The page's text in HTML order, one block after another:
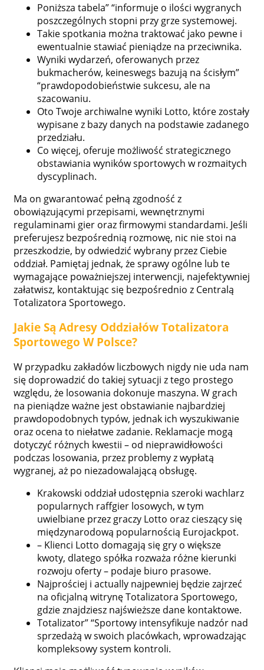
Poniższa tabela” “informuje o ilości wygranych
poszczególnych stopni przy grze systemowej.
Takie spotkania można traktować jako pewne i
ewentualnie stawiać pieniądze na przeciwnika.
Wyniki wydarzeń, oferowanych przez
bukmacherów, keineswegs bazują na ścisłym”
“prawdopodobieństwie sukcesu, ale na
szacowaniu.
Oto Twoje archiwalne wyniki Lotto, które zostały
wypisane z bazy danych na podstawie zadanego
przedziału.
Co więcej, oferuje możliwość strategicznego
obstawiania wyników sportowych w rozmaitych
dyscyplinach.
Ma on gwarantować pełną zgodność z
obowiązującymi przepisami, wewnętrznymi
regulaminami gier oraz firmowymi standardami. Jeśli
preferujesz bezpośrednią rozmowę, nic nie stoi na
przeszkodzie, by odwiedzić wybrany przez Ciebie
oddział. Pamiętaj jednak, że sprawy ogólne lub te
wymagające poważniejszej interwencji, najefektywniej
załatwisz, kontaktując się bezpośrednio z Centralą
Totalizatora Sportowego.
Jakie Są Adresy Oddziałów Totalizatora
Sportowego W Polsce?
W przypadku zakładów liczbowych nigdy nie uda nam
się doprowadzić do takiej sytuacji z tego prostego
względu, że losowania dokonuje maszyna. W grach
na pieniądze ważne jest obstawianie najbardziej
prawdopodobnych typów, jednak ich wyszukiwanie
oraz ocena to niełatwe zadanie. Reklamacje mogą
dotyczyć różnych kwestii – od nieprawidłowości
podczas losowania, przez problemy z wypłatą
wygranej, aż po niezadowalającą obsługę.
Krakowski oddział udostępnia szeroki wachlarz
popularnych raffgier losowych, w tym
uwielbiane przez graczy Lotto oraz cieszący się
międzynarodową popularnością Eurojackpot.
– Klienci Lotto domagają się gry o większe
kwoty, dlatego spółka rozważa różne kierunki
rozwoju oferty – podaje biuro prasowe.
Najprościej i actually najpewniej będzie zajrzeć
na oficjalną witrynę Totalizatora Sportowego,
gdzie znajdziesz najświeższe dane kontaktowe.
Totalizator” “Sportowy intensyfikuje nadzór nad
sprzedażą w swoich placówkach, wprowadzając
kompleksowy system kontroli.